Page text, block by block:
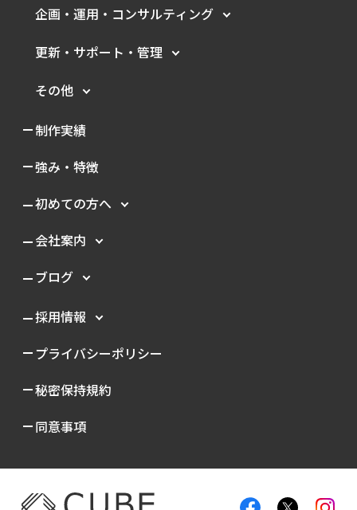
企画・運用・ コンサルティング
更新・サポート・管理
その他
制作実績
強み・特徴
初めての方へ
会社案内
ブログ
採用情報
プライバシーポリシー
秘密保持規約
同意事項